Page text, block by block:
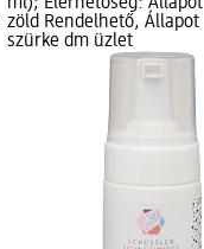
zöld Rendelhető, Állapot
szürke dm üzlet